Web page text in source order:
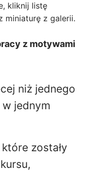
kliknij listę
miniaturę z galerii.
z motywami
niż jednego
jednym
zostały